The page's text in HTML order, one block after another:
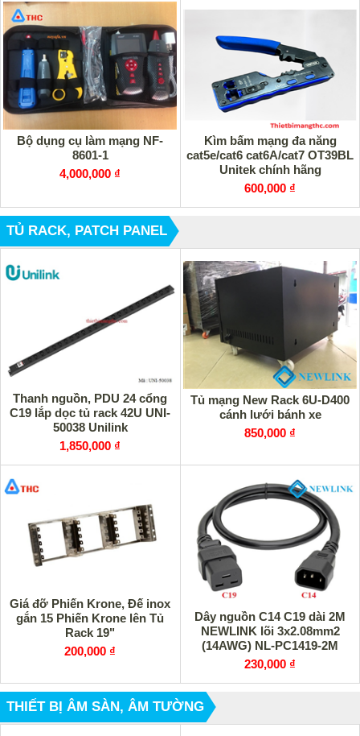
Bộ dụng cụ làm mạng NF-
8601-1
4,000,000 ₫
Kìm bấm mạng đa năng
cat5e/cat6 cat6A/cat7 OT39BL
Unitek chính hãng
600,000 ₫
TỦ RACK, PATCH PANEL
Thanh nguồn, PDU 24 cổng
C19 lắp dọc tủ rack 42U UNI-
50038 Unilink
1,850,000 ₫
Tủ mạng New Rack 6U-D400
cánh lưới bánh xe
850,000 ₫
Giá đỡ Phiến Krone, Đế inox
gắn 15 Phiến Krone lên Tủ
Rack 19"
200,000 ₫
Dây nguồn C14 C19 dài 2M
NEWLINK lõi 3x2.08mm2
(14AWG) NL-PC1419-2M
230,000 ₫
THIẾT BỊ ÂM SÀN, ÂM TƯỜNG